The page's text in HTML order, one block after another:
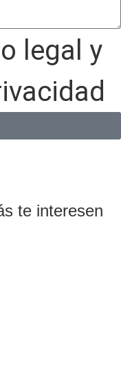
legal y
te interesen